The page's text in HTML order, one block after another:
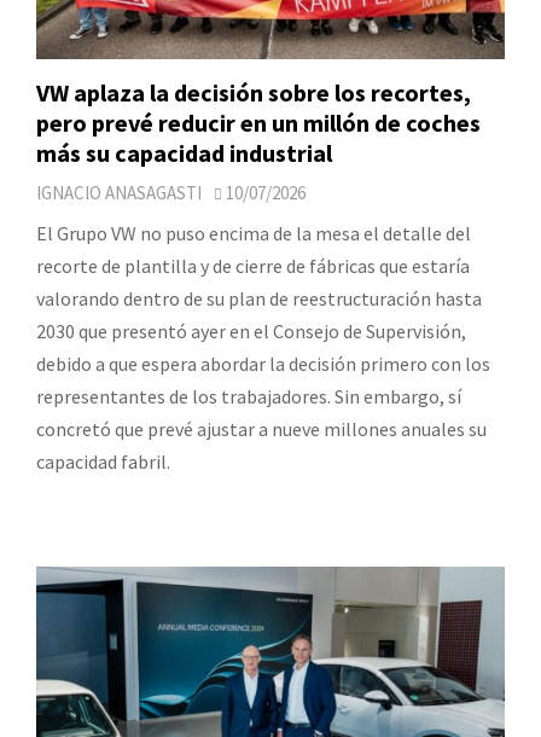
VW aplaza la decisión sobre los recortes,
pero prevé reducir en un millón de coches
más su capacidad industrial
IGNACIO ANASAGASTI 10/07/2026
El Grupo VW no puso encima de la mesa el detalle del
recorte de plantilla y de cierre de fábricas que estaría
valorando dentro de su plan de reestructuración hasta
2030 que presentó ayer en el Consejo de Supervisión,
debido a que espera abordar la decisión primero con los
representantes de los trabajadores. Sin embargo, sí
concretó que prevé ajustar a nueve millones anuales su
capacidad fabril.